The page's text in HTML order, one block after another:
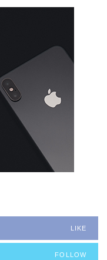
LIKE
FOLLOW